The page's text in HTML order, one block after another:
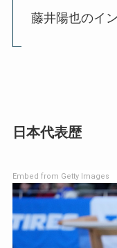
藤井陽也のイ
日本代表歴
Embed from Getty Images